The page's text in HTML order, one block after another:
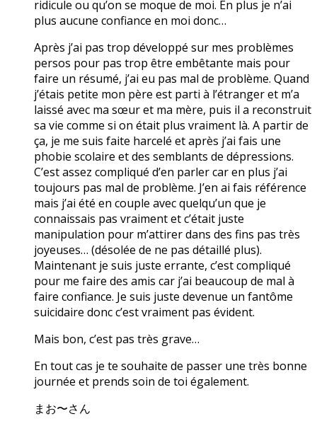
ridicule ou qu’on se moque de moi. En plus je n’ai
plus aucune confiance en moi donc…
Après j’ai pas trop développé sur mes problèmes
persos pour pas trop être embêtante mais pour
faire un résumé, j’ai eu pas mal de problème. Quand
j’étais petite mon père est parti à l’étranger et m’a
laissé avec ma sœur et ma mère, puis il a reconstruit
sa vie comme si on était plus vraiment là. A partir de
ça, je me suis faite harcelé et après j’ai fais une
phobie scolaire et des semblants de dépressions.
C’est assez compliqué d’en parler car en plus j’ai
toujours pas mal de problème. J’en ai fais référence
mais j’ai été en couple avec quelqu’un que je
connaissais pas vraiment et c’était juste
manipulation pour m’attirer dans des fins pas très
joyeuses… (désolée de ne pas détaillé plus).
Maintenant je suis juste errante, c’est compliqué
pour me faire des amis car j’ai beaucoup de mal à
faire confiance. Je suis juste devenue un fantôme
suicidaire donc c’est vraiment pas évident.
Mais bon, c’est pas très grave…
En tout cas je te souhaite de passer une très bonne
journée et prends soin de toi également.
まお〜さん